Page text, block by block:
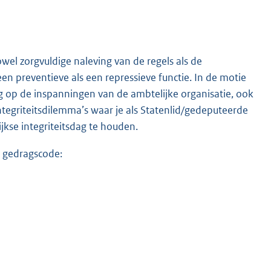
zorgvuldige naleving van de regels als de
preventieve als een repressieve functie. In de motie
de inspanningen van de ambtelijke organisatie, ook
waar je als Statenlid/gedeputeerde
integriteitsdag te houden.